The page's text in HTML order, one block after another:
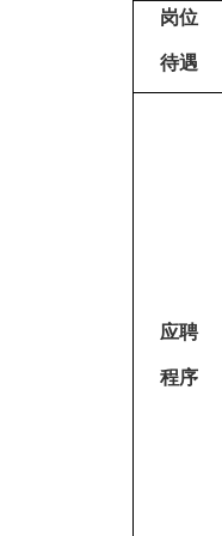
岗位
待遇
应聘
程序